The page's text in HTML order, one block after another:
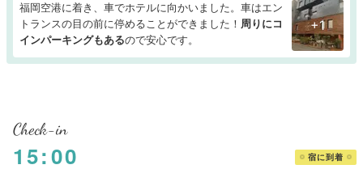
福岡空港に着き、車でホテルに向かいました。車はエン
トランスの目の前に停めることができました！ 周りにコ
インパーキングもあるので安心です。
+1
Check-in
15:00 宿に到着